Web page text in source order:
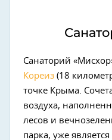
Санаторий
Кореиз (18
точке Крыма.
воздуха,
лесов и
парка, уже